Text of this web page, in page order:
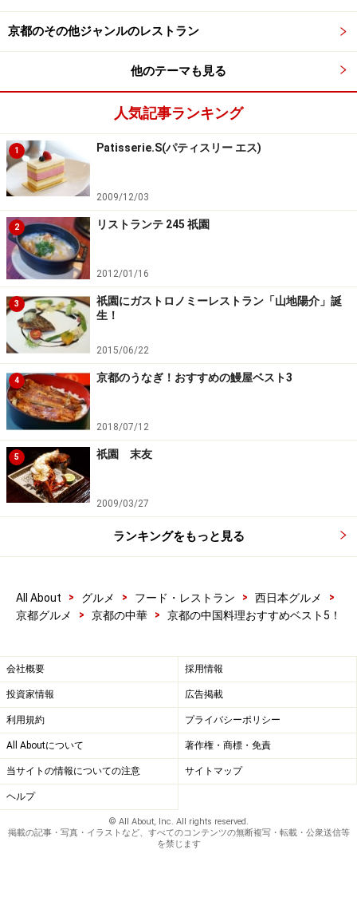
＜DATA＞
・所在地：京都市上京区黒門通元誓願寺上ル寺今町511
・アクセス：京都市営地下鉄「今出川駅」徒歩約11分
Yahoo!地図
・TEL：075-441-7597
・営業時間：11:30～14:00(LO)、17:30～21:00(LO)
・定休日：:月曜日及び不定休
次ページでは、
※記事内容は執筆時点のものです。最新の内容をご確認くださ
い。
※メニューや料金などのデータは、取材時または記事公開時点で
の内容です。
京都のその他ジャンルのレストラン
他のテーマも見る
人気記事ランキング
1 Patisserie.S(パティスリー エス)
2009/12/03
2 リストランテ 245 祇園
2012/01/16
3
祇園にガストロノミーレストラン「山地陽介」誕
生！
2015/06/22
4 京都のうなぎ！おすすめの鰻屋ベスト3
2018/07/12
5 祇園 末友
2009/03/27
ランキングをもっと見る
All About > グルメ > フード・レストラン > 西日本グルメ
>
京都グルメ
> 京都の中華 > 京都の中国料理おすすめベスト5！
会社概要 採用情報
投資家情報 広告掲載
利用規約 プライバシーポリシー
All Aboutについて 著作権・商標・免責
当サイトの情報についての注意 サイトマップ
ヘルプ
© All About, Inc. All rights reserved.
掲載の記事・写真・イラストなど、すべてのコンテンツの無断複写・転載・公衆送信等
を禁じます